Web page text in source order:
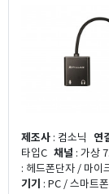
제조사 : 컴소닉 연
타입C 채널 : 가상
: 헤드폰단자 / 마이
기기 : PC / 스마트